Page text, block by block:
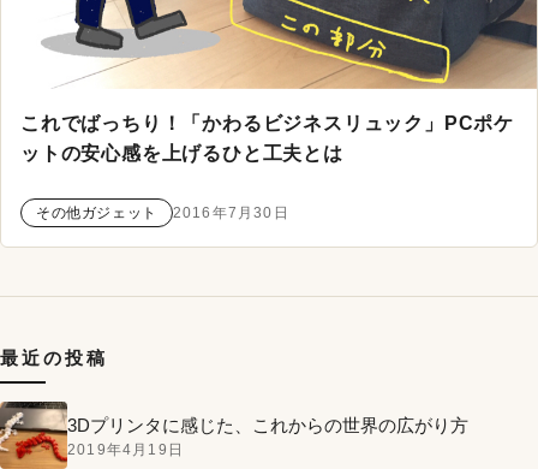
これでばっちり！「かわるビジネスリュック」PCポケ
ットの安心感を上げるひと工夫とは
その他ガジェット 2016年7月30日
最近の投稿
3Dプリンタに感じた、これからの世界の広がり方
2019年4月19日